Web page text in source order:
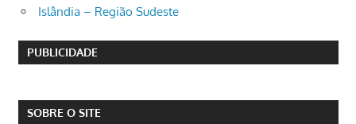
Islândia – Região Sudeste
PUBLICIDADE
SOBRE O SITE